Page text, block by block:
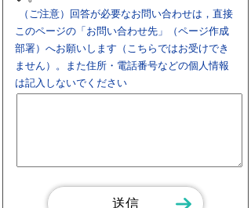
（ご注意）回答が必要なお問い合わせは，直接
このページの「お問い合わせ先」（ページ作成
部署）へお願いします（こちらではお受けでき
ません）。また住所・電話番号などの個人情報
は記入しないでください